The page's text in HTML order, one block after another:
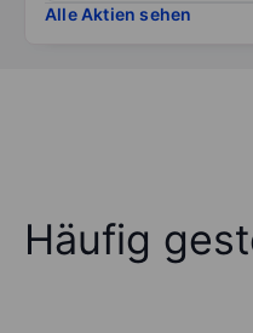
Alle Aktien sehen
Häufig